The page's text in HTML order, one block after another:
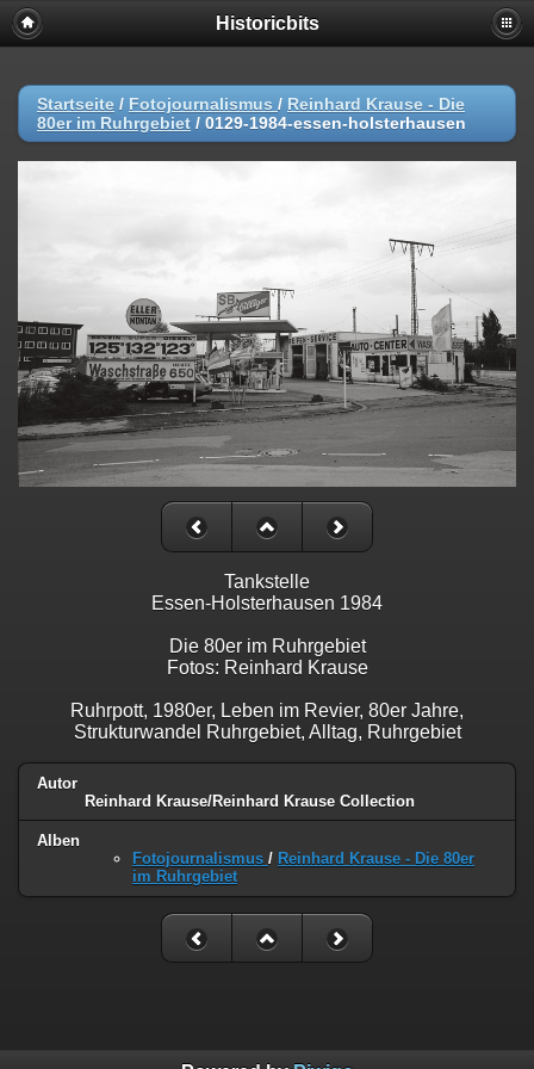
Historicbits
Startseite / Fotojournalismus / Reinhard Krause - Die
80er im Ruhrgebiet / 0129-1984-essen-holsterhausen
Tankstelle
Essen-Holsterhausen 1984
Die 80er im Ruhrgebiet
Fotos: Reinhard Krause
Ruhrpott, 1980er, Leben im Revier, 80er Jahre,
Strukturwandel Ruhrgebiet, Alltag, Ruhrgebiet
Autor
Reinhard Krause/Reinhard Krause Collection
Alben
Fotojournalismus / Reinhard Krause - Die 80er
im Ruhrgebiet